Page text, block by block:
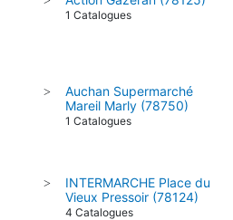
1 Catalogues
>
Auchan Supermarché
Mareil Marly (78750)
1 Catalogues
>
INTERMARCHE Place du
Vieux Pressoir (78124)
4 Catalogues